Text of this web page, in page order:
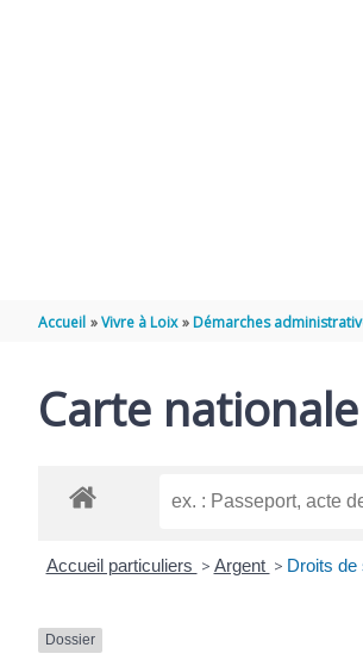
Accueil Vivre à Loix Démarches
Carte
Accueil particuliers > Argent > Droits de
Dossier